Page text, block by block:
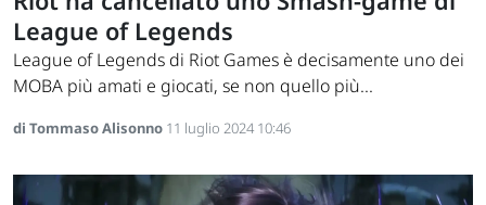
League of Legends
League of Legends di Riot Games è decisamente uno dei
MOBA più amati e giocati, se non quello più...
di Tommaso Alisonno 11 luglio 2024 10:46